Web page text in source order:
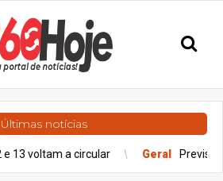
Últimas notícias
a circular Geral Previsão do tempo